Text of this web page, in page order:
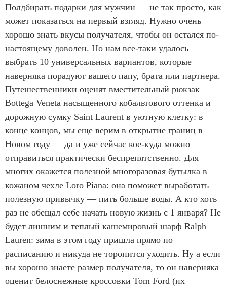
Полдбирать подарки для мужчин — не так просто, как
может показаться на первый взгляд. Нужно очень
хорошо знать вкусы получателя, чтобы он остался по-
настоящему доволен. Но нам все-таки удалось
выбрать 10 универсальных вариантов, которые
наверняка порадуют вашего папу, брата или партнера.
Путешественники оценят вместительный рюкзак
Bottega Veneta насыщенного кобальтового оттенка и
дорожную сумку Saint Laurent в уютную клетку: в
конце концов, мы еще верим в открытие границ в
Новом году — да и уже сейчас кое-куда можно
отправиться практически беспрепятственно. Для
многих окажется полезной многоразовая бутылка в
кожаном чехле Loro Piana: она поможет выработать
полезную привычку — пить больше воды. А кто хоть
раз не обещал себе начать новую жизнь с 1 января? Не
будет лишним и теплый кашемировый шарф Ralph
Lauren: зима в этом году пришла прямо по
расписанию и никуда не торопится уходить. Ну а если
вы хорошо знаете размер получателя, то он наверняка
оценит белоснежные кроссовки Tom Ford (их